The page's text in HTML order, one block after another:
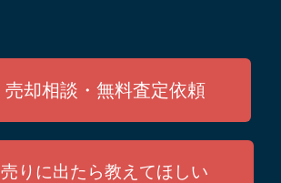
売却相談・無料査定依頼
売りに出たら教えてほしい